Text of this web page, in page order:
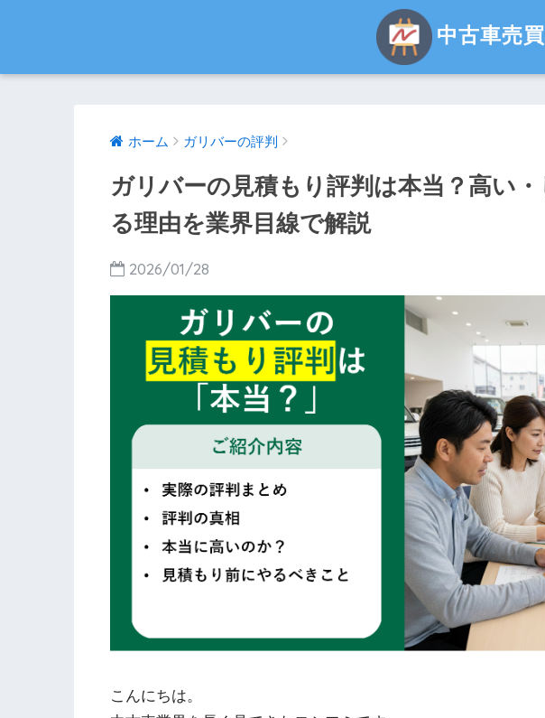
中古車売
ホーム ガリバーの評判
ガリバーの見積もり評判は本当？高い
る理由を業界目線で解説
2026/01/28
こんにちは。